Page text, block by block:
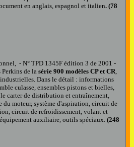
en anglais, espagnol et italien. (78
- N° TPD 1345F édition 3 de 2001 -
de la série 900 modèles CP et CR,
Dans le détail : informations
culasse, ensembles pistons et bielles,
carter de distribution et entraînement,
moteur, système d'aspiration, circuit de
circuit de refroidissement, volant et
auxiliaire, outils spéciaux. (248